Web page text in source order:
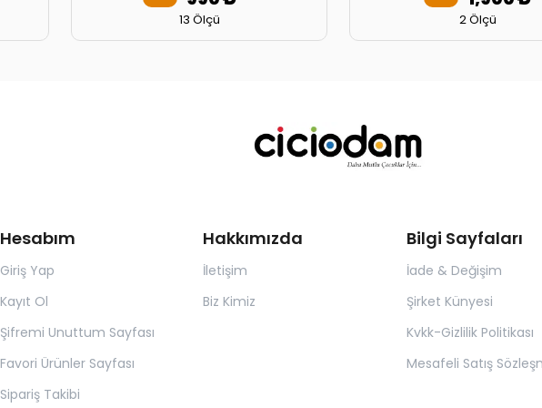
13 Ölçü 2 Ölçü
Hesabım
Giriş Yap
Kayıt Ol
Şifremi Unuttum Sayfası
Favori Ürünler Sayfası
Sipariş Takibi
Hakkımızda
İletişim
Biz Kimiz
Bilgi Sayfaları
İade & Değişim
Şirket Künyesi
Kvkk-Gizlilik Politikası
Mesafeli Satış